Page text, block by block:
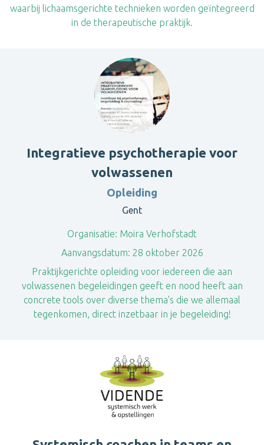
waarbij lichaamsgerichte technieken worden geïntegreerd
in de therapeutische praktijk.
Integratieve psychotherapie voor
volwassenen
Opleiding
Gent
Organisatie: Moira Verhofstadt
Aanvangsdatum: 28 oktober 2026
Praktijkgerichte opleiding voor iedereen die aan
volwassenen begeleidingen geeft en nood heeft aan
concrete tools over diverse thema's die we allemaal
tegenkomen, direct inzetbaar in je begeleiding!